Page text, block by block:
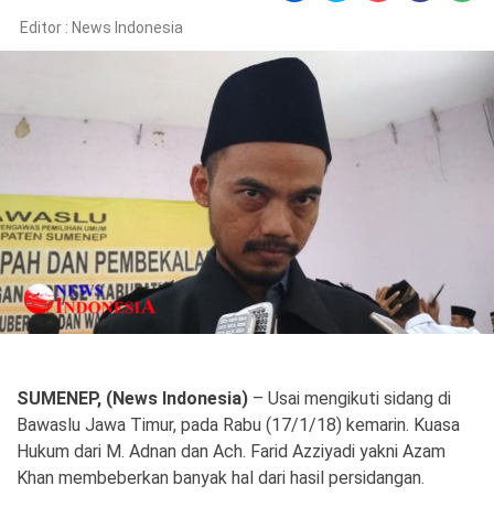
Hukum Kriminal
Kesehatan
Otomotif
Iptek
Teknologi
SosBud
Editor : News Indonesia
SUMENEP, (News Indonesia) – Usai mengikuti sidang di
Bawaslu Jawa Timur, pada Rabu (17/1/18) kemarin. Kuasa
Hukum dari M. Adnan dan Ach. Farid Azziyadi yakni Azam
Khan membeberkan banyak hal dari hasil persidangan.